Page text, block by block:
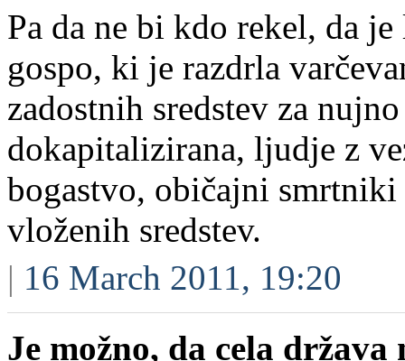
Pa da ne bi kdo rekel, da
gospo, ki je razdrla
zadostnih sredstev za
dokapitalizirana, ljudje z
bogastvo, običajni
vloženih sredstev.
| 16 March 2011, 19:20
Je možno, da cela